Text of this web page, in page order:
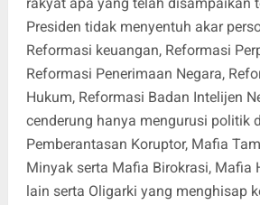
Presiden tidak menyentuh akar
Reformasi keuangan, Reformasi
Reformasi Penerimaan Negara,
Hukum, Reformasi Badan Intelijen
cenderung hanya mengurusi politik
Pemberantasan Koruptor, Mafia
Minyak serta Mafia Birokrasi, Mafia
lain serta Oligarki yang menghisap